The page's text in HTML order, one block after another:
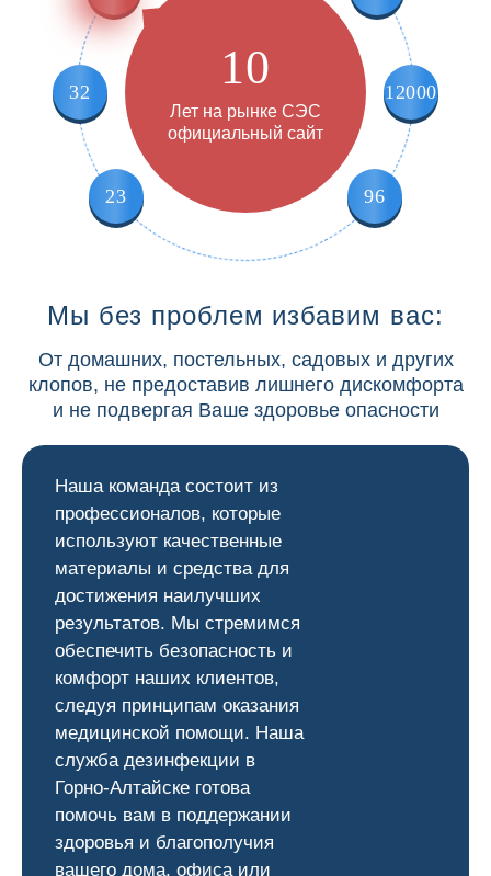
12000
96
23
32 10
Лет на рынке СЭС
официальный сайт
Мы без проблем избавим вас:
От домашних, постельных, садовых и других
клопов, не предоставив лишнего дискомфорта
и не подвергая Ваше здоровье опасности
Наша команда состоит из
профессионалов, которые
используют качественные
материалы и средства для
достижения наилучших
результатов. Мы стремимся
обеспечить безопасность и
комфорт наших клиентов,
следуя принципам оказания
медицинской помощи. Наша
служба дезинфекции в
Горно-Алтайске готова
помочь вам в поддержании
здоровья и благополучия
вашего дома, офиса или